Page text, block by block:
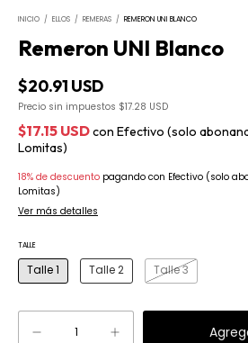
INICIO / ELLOS / REMERAS / REMERON UNI BLANCO
Remeron UNI Blanco
$20.91 USD
Precio sin impuestos $17.28 USD
$17.15 USDcon Efectivo (solo
Lomitas)
18% de descuento pagando con Efectivo (solo
Lomitas)
Ver más detalles
TALLE
Talle 1 Talle 2 Talle 3